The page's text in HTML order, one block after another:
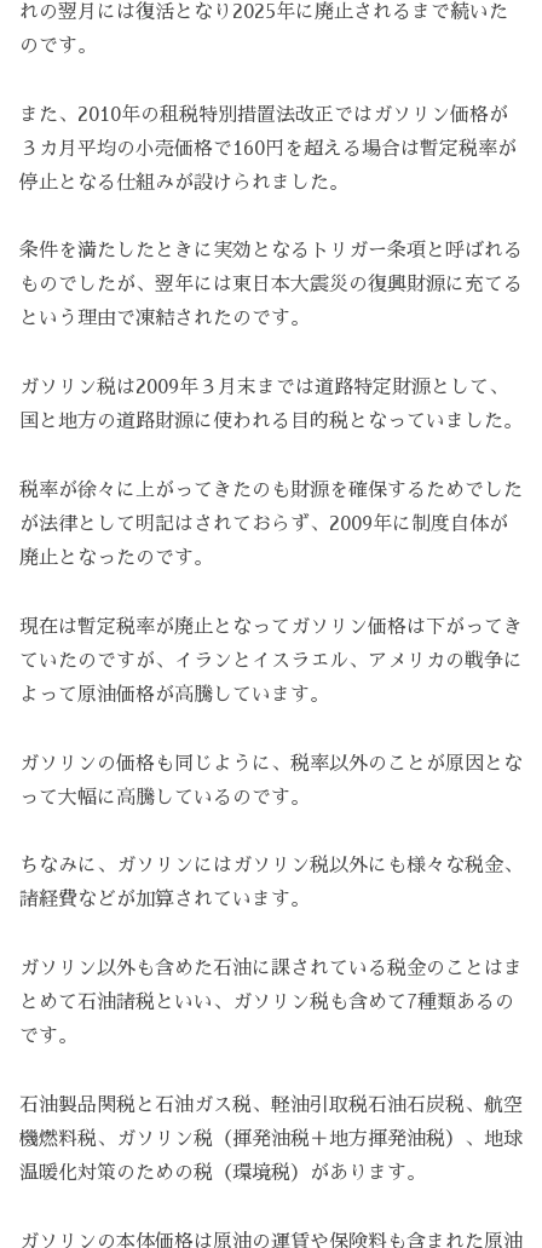
れの翌月には復活となり2025年に廃止されるまで続いた
のです。
また、2010年の租税特別措置法改正ではガソリン価格が
３カ月平均の小売価格で160円を超える場合は暫定税率が
停止となる仕組みが設けられました。
条件を満たしたときに実効となるトリガー条項と呼ばれる
ものでしたが、翌年には東日本大震災の復興財源に充てる
という理由で凍結されたのです。
ガソリン税は2009年３月末までは道路特定財源として、
国と地方の道路財源に使われる目的税となっていました。
税率が徐々に上がってきたのも財源を確保するためでした
が法律として明記はされておらず、2009年に制度自体が
廃止となったのです。
現在は暫定税率が廃止となってガソリン価格は下がってき
ていたのですが、イランとイスラエル、アメリカの戦争に
よって原油価格が高騰しています。
ガソリンの価格も同じように、税率以外のことが原因とな
って大幅に高騰しているのです。
ちなみに、ガソリンにはガソリン税以外にも様々な税金、
諸経費などが加算されています。
ガソリン以外も含めた石油に課されている税金のことはま
とめて石油諸税といい、ガソリン税も含めて7種類あるの
です。
石油製品関税と石油ガス税、軽油引取税石油石炭税、航空
機燃料税、ガソリン税（揮発油税＋地方揮発油税）、地球
温暖化対策のための税（環境税）があります。
ガソリンの本体価格は原油の運賃や保険料も含まれた原油